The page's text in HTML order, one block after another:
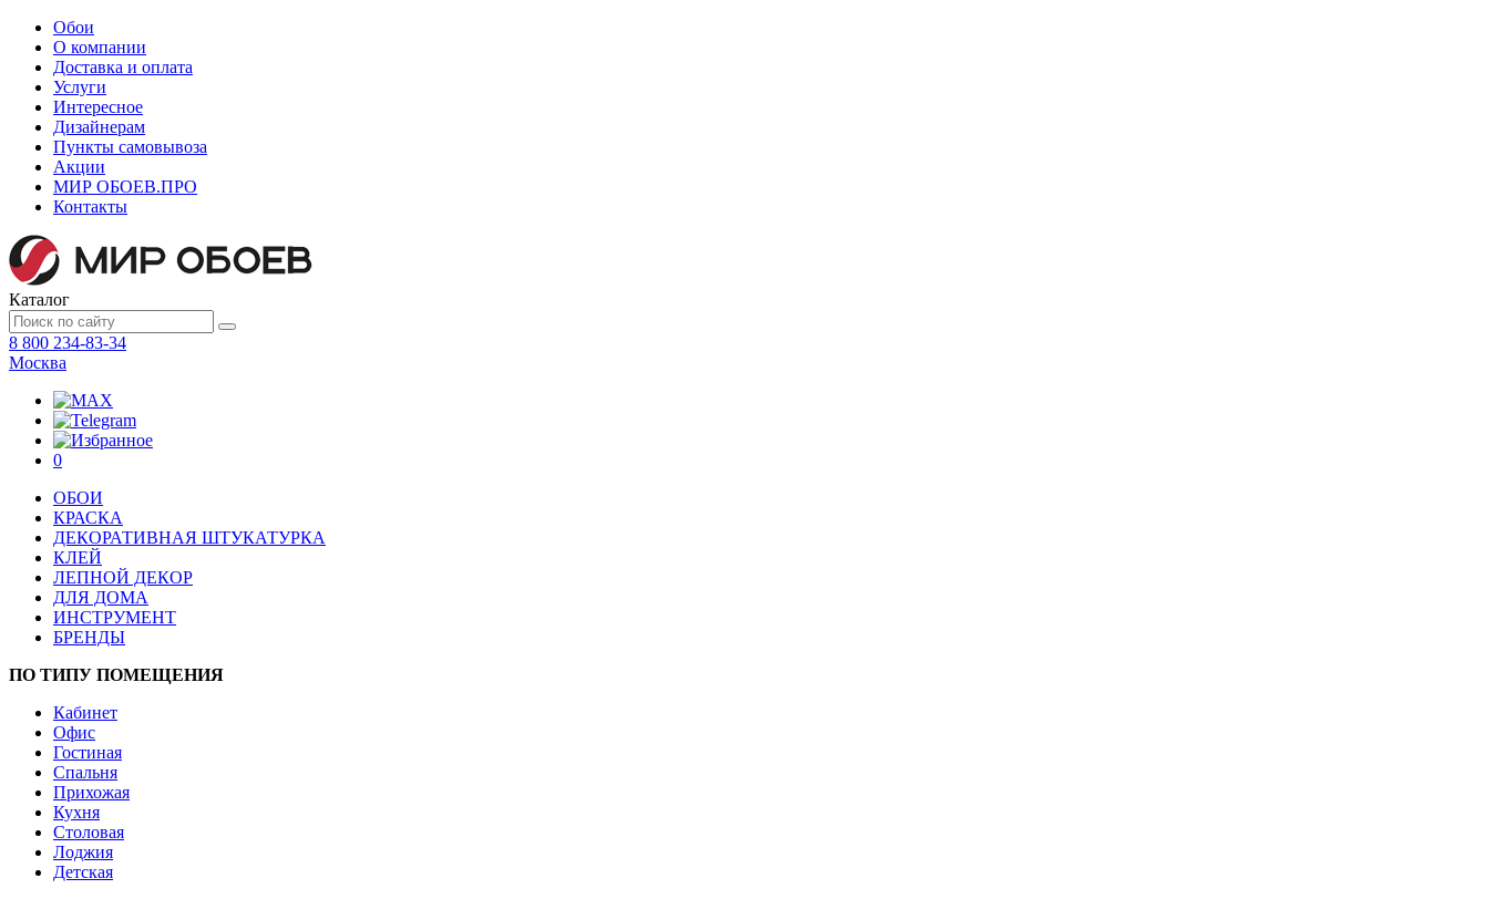
Обои
О компании
Доставка и оплата
Услуги
Интересное
Дизайнерам
Пункты самовывоза
Акции
МИР ОБОЕВ.ПРО
Контакты
Каталог
8 800 234-83-34
Москва
0
ОБОИ
КРАСКА
ДЕКОРАТИВНАЯ ШТУКАТУРКА
КЛЕЙ
ЛЕПНОЙ ДЕКОР
ДЛЯ ДОМА
ИНСТРУМЕНТ
БРЕНДЫ
ПО ТИПУ ПОМЕЩЕНИЯ
Кабинет
Офис
Гостиная
Спальня
Прихожая
Кухня
Столовая
Лоджия
Детская